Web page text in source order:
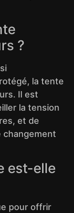
?
la tente
Il est
la tension
et de
changement
est-elle
pour offrir